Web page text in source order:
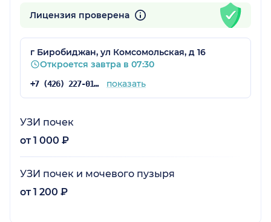
Лицензия проверена
г Биробиджан, ул Комсомольская, д 16
Откроется завтра в 07:30
+7 (426) 227-01-27 показать
УЗИ почек
от 1 000 ₽
УЗИ почек и мочевого пузыря
от 1 200 ₽